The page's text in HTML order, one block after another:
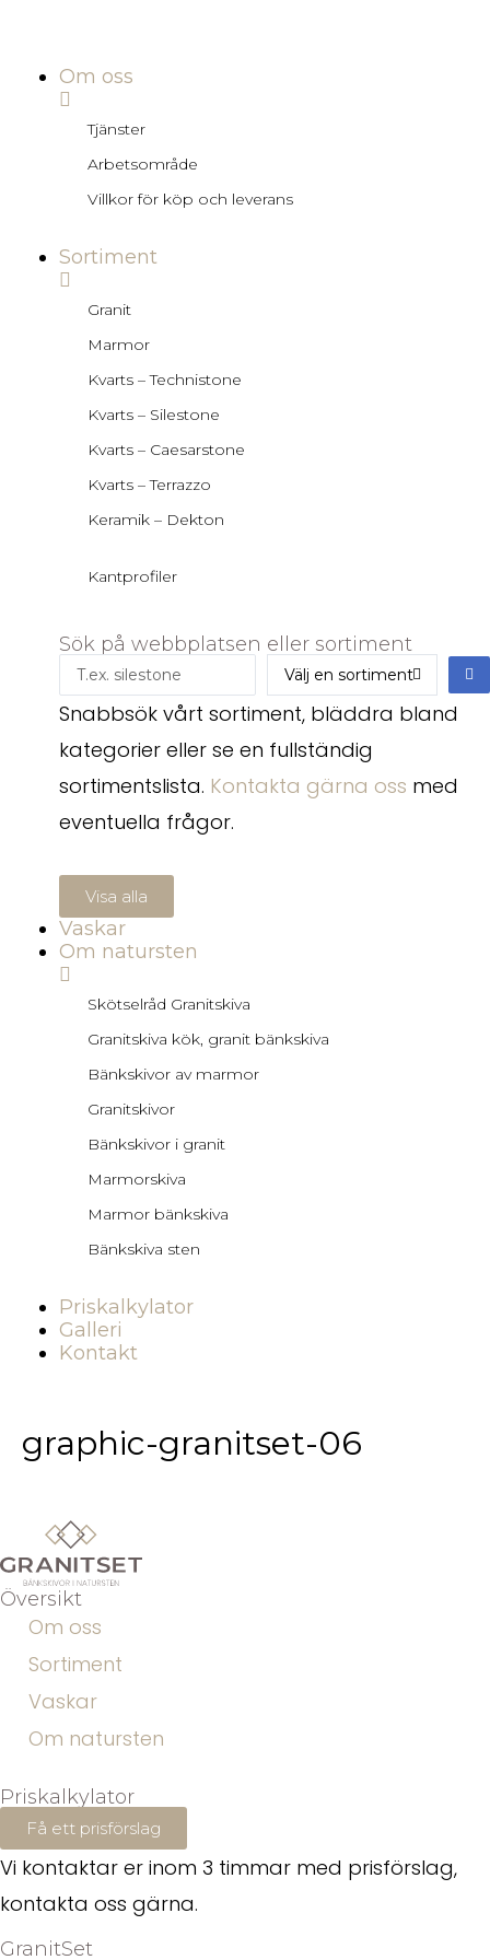
Om oss
Tjänster
Arbetsområde
Villkor för köp och leverans
Sortiment
Granit
Marmor
Kvarts – Technistone
Kvarts – Silestone
Kvarts – Caesarstone
Kvarts – Terrazzo
Keramik – Dekton
Kantprofiler
Sök på webbplatsen eller sortiment
Snabbsök vårt sortiment, bläddra bland
kategorier eller se en fullständig
sortimentslista. Kontakta gärna oss med
eventuella frågor.
Visa alla
Vaskar
Om natursten
Skötselråd Granitskiva
Granitskiva kök, granit bänkskiva
Bänkskivor av marmor
Granitskivor
Bänkskivor i granit
Marmorskiva
Marmor bänkskiva
Bänkskiva sten
Priskalkylator
Galleri
Kontakt
graphic-granitset-06
Översikt
Om oss
Sortiment
Vaskar
Om natursten
Priskalkylator
Få ett prisförslag
Vi kontaktar er inom 3 timmar med prisförslag,
kontakta oss gärna.
GranitSet